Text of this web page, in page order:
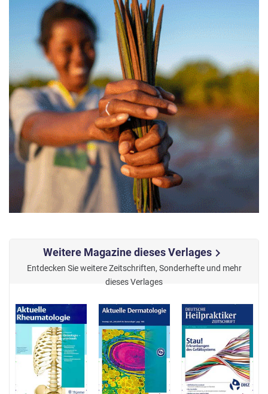
Weitere Magazine dieses Verlageschevron_right
Entdecken Sie weitere Zeitschriften, Sonderhefte und mehr
dieses Verlages